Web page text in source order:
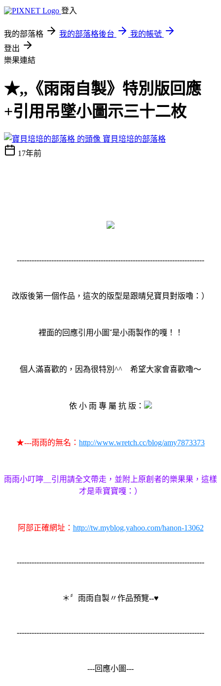
登入
我的部落格 我的部落格後台
我的帳號
登出
樂果連結
★,,《雨雨自製》特別版回應
+引用吊墜小圖示三十二枚
寶貝培培的部落格
17年前
----------------------------------------------------------------------------
改版後第一個作品，這次的版型是跟晴兒寶貝對版嚕：）
裡面的回應引用小圖ˇ是小雨製作的嘎！！
個人滿喜歡的，因為很特別^^ 希望大家會喜歡嚕～
依 小 雨 專 屬 抗 版：
★---雨雨的無名： http://www.wretch.cc/blog/amy7873373
雨雨小叮嚀＿引用請全文帶走，並附上原創者的樂果果，這樣
才是乖寶寶嘎：）
阿部正確網址： http://tw.myblog.yahoo.com/hanon-13062
----------------------------------------------------------------------------
＊〞雨雨自製〃作品預覽--♥
----------------------------------------------------------------------------
---回應小圖---